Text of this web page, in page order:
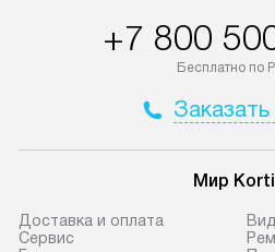
+7 800
Бесплатно по
Мир
Доставка и оплата
Сервис